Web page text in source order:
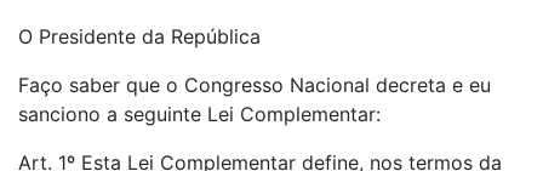
O Presidente da República
Faço saber que o Congresso Nacional decreta e eu
sanciono a seguinte Lei Complementar:
Art. 1º Esta Lei Complementar define, nos termos da